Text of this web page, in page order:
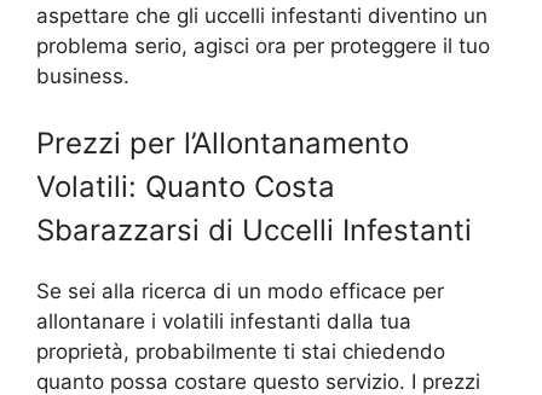
aspettare che gli uccelli infestanti diventino un
problema serio, agisci ora per proteggere il tuo
business.
Prezzi per l’Allontanamento
Volatili: Quanto Costa
Sbarazzarsi di Uccelli Infestanti
Se sei alla ricerca di un modo efficace per
allontanare i volatili infestanti dalla tua
proprietà, probabilmente ti stai chiedendo
quanto possa costare questo servizio. I prezzi